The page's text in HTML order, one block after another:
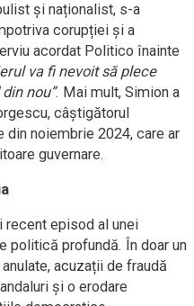
și naționalist, s-a
corupției și a
acordat Politico înainte
va fi nevoit să plece
nou”. Mai mult, Simion a
câștigătorul
din noiembrie 2024, care ar
guvernare.
recent episod al unei
politică profundă. În doar un
acuzații de fraudă
și o erodare